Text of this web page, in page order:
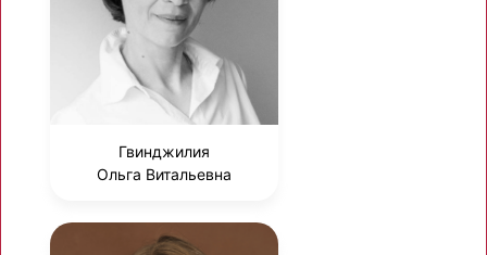
Гвинджилия
Ольга Витальевна